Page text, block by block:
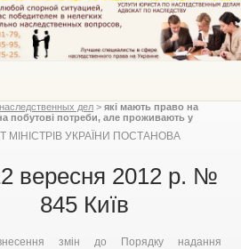
дел > які мають право на
побутові потреби, але проживають у
Кабінет Міністрів України
МІНІСТРІВ УКРАЇНИ ПОСТАНОВА
вересня 2012 р. №
845 Київ
змін до Порядку надання